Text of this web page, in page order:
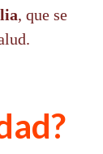
, que se